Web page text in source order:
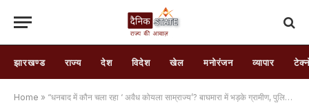
झारखण्ड राज्य देश विदेश खेल मनोरंजन व्यापार
Home » “धनबाद में कौन चला रहा ‘ अवैध कोयला साम्राज्य’? बाघमारा में भड़के ग्रामीण, पुलिस-प्रशासन और जनप्रतिनिधियों पर लगाए गंभीर आरोप”